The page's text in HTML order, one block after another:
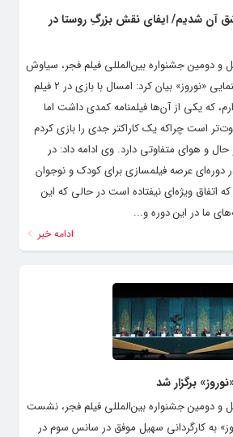
آن شدیم/ ایفای نقش بزرگِ روستا در
دومین جشنواره بین‌المللی فیلم فجر، سیاوش
چراغی‌پور بازیگر فیلم سینمایی «نوروز» بیان کرد: امسال با بازی در ۲ فیلم
که یکی از آن‌ها فیلمنامه کمدی داشت اما
است چراکه یک کاراکتر جدی را بازی کردم
و هوای متفاوتی دارد. وی ادامه داد: در
دوره‌ای عرصه فیلمسازی برای کودک و نوجوان
ویژه‌ای نیفتاده است در حالی که این
ادامه خبر
برگزار شد
دومین جشنواره بین‌المللی فیلم فجر، نشست